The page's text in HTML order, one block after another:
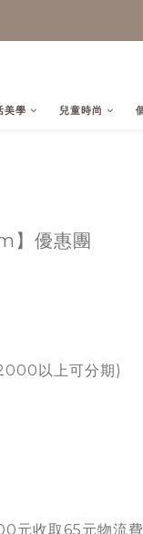
美學 兒童時尚
】優惠團
以上可分期)
元收取65元物流